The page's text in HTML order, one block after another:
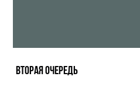
вторая очередь